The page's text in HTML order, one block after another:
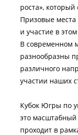
роста»,
Призовые
и участие в
В современном
разнообразны
различного
участии наших
Кубок Югры по
это масштабный
проходит в